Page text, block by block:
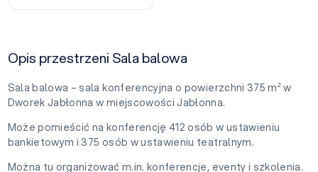
Opis przestrzeni Sala balowa
Sala balowa – sala konferencyjna o powierzchni 375 m² w
Dworek Jabłonna w miejscowości Jabłonna.
Może pomieścić na konferencję 412 osób w ustawieniu
bankietowym i 375 osób w ustawieniu teatralnym.
Można tu organizować m.in. konferencje, eventy i szkolenia.